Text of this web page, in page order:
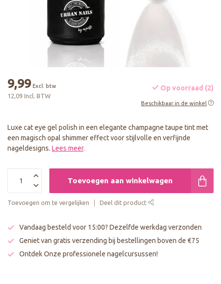
9,99 Excl. btw
12,09 Incl. BTW
Op voorraad (2)
Beschikbaar in de winkel
Luxe cat eye gel polish in een elegante champagne taupe tint met
een magisch opal shimmer effect voor stijlvolle en verfijnde
nageldesigns. Lees meer.
Toevoegen aan winkelwagen
Toevoegen om te vergelijken Deel dit product
Vandaag besteld voor 15:00? Dezelfde werkdag verzonden
Geniet van gratis verzending bij bestellingen boven de €75
Ontdek Onze professionele nagelcursussen!